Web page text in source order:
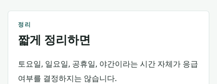
정리
짧게 정리하면
토요일, 일요일, 공휴일, 야간이라는 시간 자체가 응급
여부를 결정하지는 않습니다.